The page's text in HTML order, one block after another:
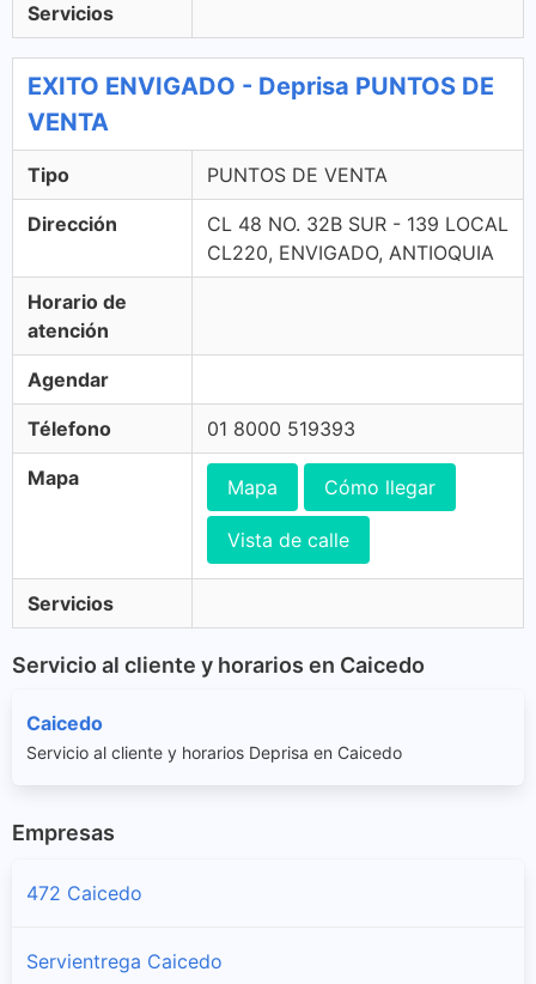
Servicios
EXITO ENVIGADO - Deprisa PUNTOS DE
VENTA
Tipo PUNTOS DE VENTA
Dirección
CL 48 NO. 32B SUR - 139 LOCAL
CL220, ENVIGADO, ANTIOQUIA
Horario de
atención
Agendar
Télefono 01 8000 519393
Mapa Mapa Cómo llegar
Vista de calle
Servicios
Servicio al cliente y horarios en Caicedo
Caicedo
Servicio al cliente y horarios Deprisa en Caicedo
Empresas
472 Caicedo
Servientrega Caicedo